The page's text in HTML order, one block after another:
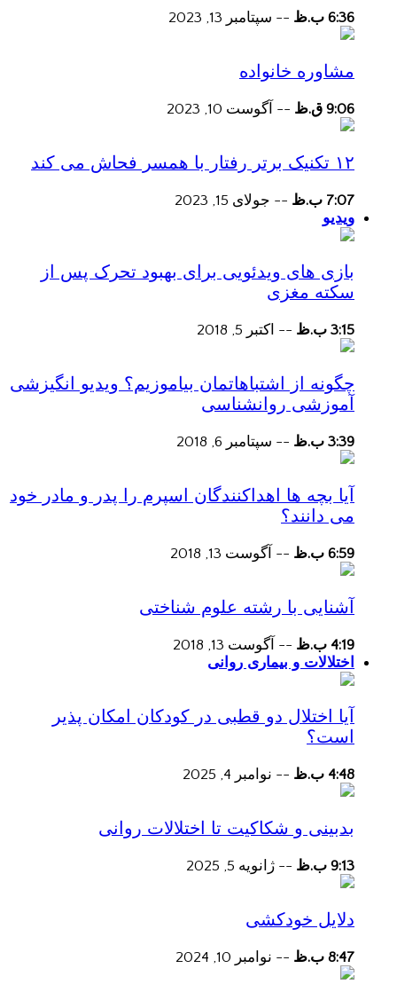
6:36 ب.ظ -- سپتامبر 13, 2023
مشاوره خانواده
9:06 ق.ظ -- آگوست 10, 2023
۱۲ تکنیک برتر رفتار با همسر فحاش می کند
7:07 ب.ظ -- جولای 15, 2023
ویدیو
بازی های ویدئویی برای بهبود تحرک پس از
سکته مغزی
3:15 ب.ظ -- اکتبر 5, 2018
چگونه از اشتباهاتمان بیاموزیم؟ ویدیو انگیزشی
آموزشی روانشناسی
3:39 ب.ظ -- سپتامبر 6, 2018
آیا بچه ها اهداکنندگان اسپرم را پدر و مادر خود
می دانند؟
6:59 ب.ظ -- آگوست 13, 2018
آشنایی با رشته علوم شناختی
4:19 ب.ظ -- آگوست 13, 2018
اختلالات و بیماری روانی
آیا اختلال دو قطبی در کودکان امکان پذیر
است؟
4:48 ب.ظ -- نوامبر 4, 2025
بدبینی و شکاکیت تا اختلالات روانی
9:13 ب.ظ -- ژانویه 5, 2025
دلایل خودکشی
8:47 ب.ظ -- نوامبر 10, 2024